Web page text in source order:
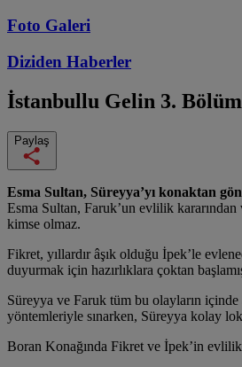
Foto Galeri
Diziden Haberler
İstanbullu Gelin 3. Bölüm
Paylaş
Esma Sultan, Süreyya’yı konaktan
Esma Sultan, Faruk’un evlilik kararından
kimse olmaz.
Fikret, yıllardır âşık olduğu İpek’le
duyurmak için hazırlıklara çoktan
Süreyya ve Faruk tüm bu olayların
yöntemleriyle sınarken, Süreyya kolay
Boran Konağında Fikret ve İpek’in evlilik